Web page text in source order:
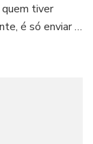
tiver
é só enviar …